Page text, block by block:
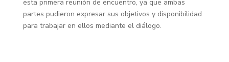
esta primera reunión de encuentro, ya que ambas
partes pudieron expresar sus objetivos y disponibilidad
para trabajar en ellos mediante el diálogo.